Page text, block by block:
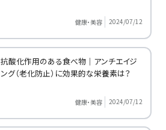
健康・美容 2024/07/12
抗酸化作用のある食べ物｜アンチエイジ
ング（老化防止）に効果的な栄養素は？
健康・美容 2024/07/12